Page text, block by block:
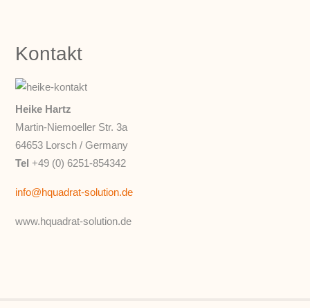
Kontakt
Heike Hartz
Martin-Niemoeller Str. 3a
64653 Lorsch / Germany
Tel +49 (0) 6251-854342
info@hquadrat-solution.de
www.hquadrat-solution.de